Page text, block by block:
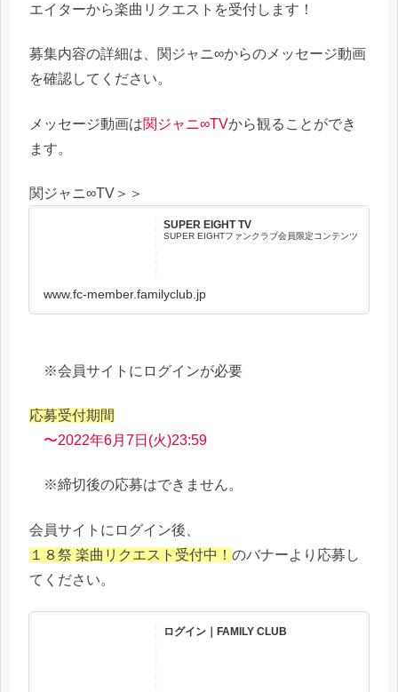
エイターから楽曲リクエストを受付します！
募集内容の詳細は、関ジャニ∞からのメッセージ動画
を確認してください。
メッセージ動画は関ジャニ∞TVから観ることができ
ます。
関ジャニ∞TV＞＞
SUPER EIGHT TV
SUPER EIGHTファンクラブ会員限定コンテンツ
www.fc-member.familyclub.jp
※会員サイトにログインが必要
応募受付期間
〜2022年6月7日(火)23:59
※締切後の応募はできません。
会員サイトにログイン後、
１８祭 楽曲リクエスト受付中！ のバナーより応募し
てください。
ログイン｜FAMILY CLUB